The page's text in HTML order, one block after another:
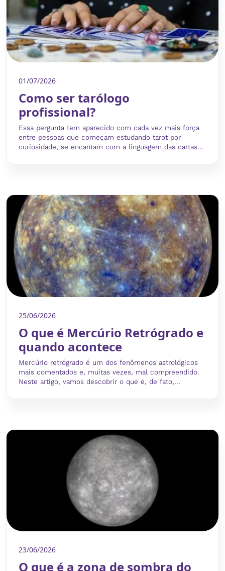
01/07/2026
Como ser tarólogo
profissional?
Essa pergunta tem aparecido com cada vez mais força
entre pessoas que começam estudando tarot por
curiosidade, se encantam com a linguagem das cartas...
25/06/2026
O que é Mercúrio Retrógrado e
quando acontece
Mercúrio retrógrado é um dos fenômenos astrológicos
mais comentados e, muitas vezes, mal compreendido.
Neste artigo, vamos descobrir o que é, de fato,...
23/06/2026
O que é a zona de sombra do